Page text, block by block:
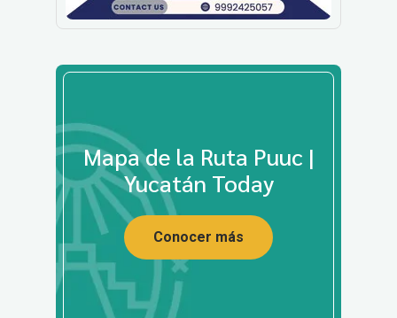
Mapa de la Ruta Puuc |
Yucatán Today
Conocer más